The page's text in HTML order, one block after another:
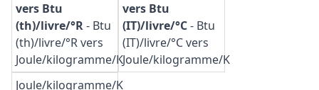
vers Btu
(th)/livre/°R- Btu
(th)/livre/°R vers
Joule/kilogramme/K
vers Btu
(IT)/livre/°C- Btu
(IT)/livre/°C vers
Joule/kilogramme/K
Joule/kilogramme/K